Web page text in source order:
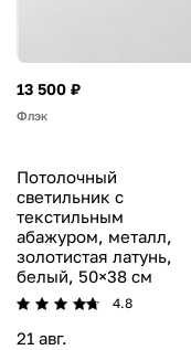
13 500 ₽
Флэк
Потолочный
светильник с
текстильным
абажуром, металл,
золотистая латунь,
белый, 50×38 см
4.8
21 авг.